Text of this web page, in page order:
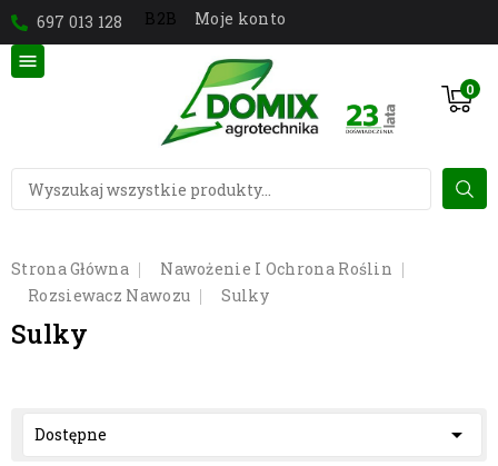
697 013 128 B2B Moje konto
0

Strona Główna
Nawożenie I Ochrona Roślin
Rozsiewacz Nawozu
Sulky
Sulky
Dostępne 